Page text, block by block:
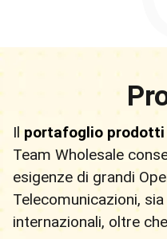
Ilportafoglio prodotti
Team Wholesale
esigenze di grandi
Telecomunicazioni,
internazionali, oltre